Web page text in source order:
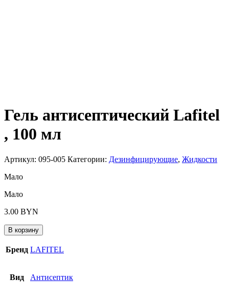
Гель антисептический Lafitel
, 100 мл
Артикул: 095-005 Категории: Дезинфицирующие, Жидкости
Мало
Мало
3.00 BYN
В корзину
Бренд LAFITEL
Вид Антисептик